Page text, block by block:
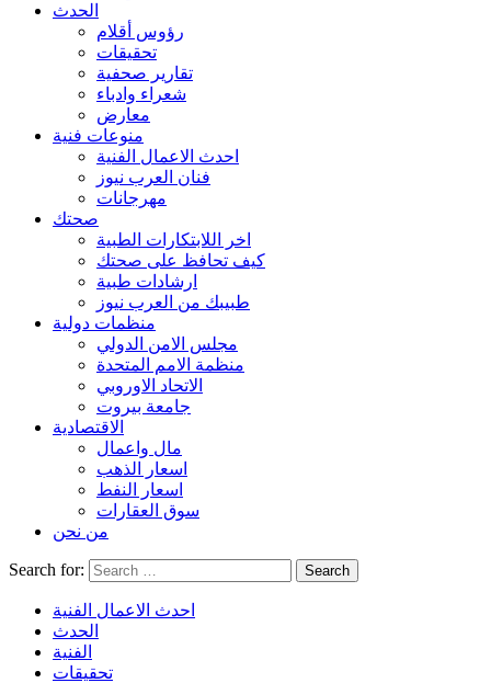
الحدث
رؤوس أقلام
تحقيقات
تقارير صحفية
شعراء وادباء
معارض
منوعات فنية
احدث الاعمال الفنية
فنان العرب نيوز
مهرجانات
صحتك
اخر اللابتكارات الطبية
كيف تحافظ على صحتك
ارشادات طبية
طبيبك من العرب نيوز
منظمات دولية
مجلس الامن الدولي
منظمة الامم المتحدة
الاتحاد الاوروبي
جامعة بيروت
الاقتصادية
مال واعمال
اسعار الذهب
اسعار النفط
سوق العقارات
من نحن
Search for:
احدث الاعمال الفنية
الحدث
الفنية
تحقيقات